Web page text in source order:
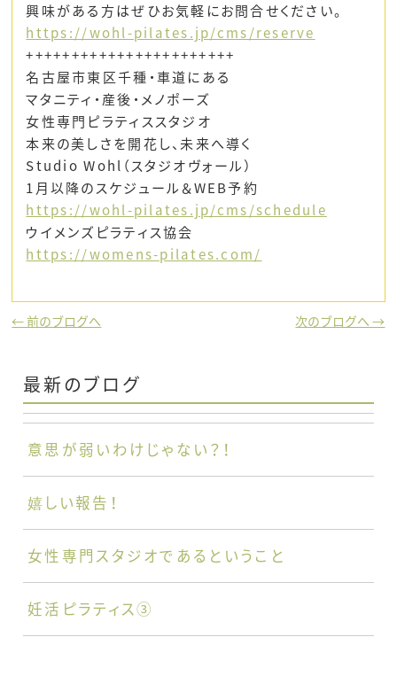
興味がある方はぜひお気軽にお問合せください。
https://wohl-pilates.jp/cms/reserve
+++++++++++++++++++++++
名古屋市東区千種・車道にある
マタニティ・産後・メノポーズ
女性専門ピラティススタジオ
本来の美しさを開花し、未来へ導く
Studio Wohl（スタジオヴォール）
1月以降のスケジュール＆WEB予約
https://wohl-pilates.jp/cms/schedule
ウイメンズピラティス協会
https://womens-pilates.com/
← 前のブログへ 次のブログへ →
最新のブログ
意思が弱いわけじゃない？！
嬉しい報告！
女性専門スタジオであるということ
妊活ピラティス③